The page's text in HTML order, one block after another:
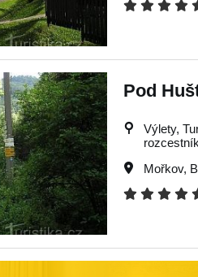
Pod
Výlety,
Mořkov,